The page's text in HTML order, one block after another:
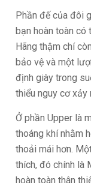
Phần đế của đôi
bạn hoàn toàn có
Hãng thậm chí
bảo vệ và một
định giày trong
thiểu nguy cơ xảy
Ở phần Upper là
thoáng khí nhằm
thoải mái hơn.
thích, đó chính là
hoàn toàn thân